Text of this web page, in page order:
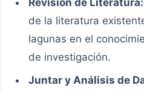
Revisión de Literatura:
de la literatura
lagunas en el
de investigación.
Juntar y Análisis de